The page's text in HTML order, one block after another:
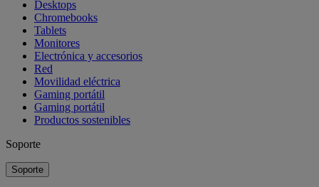
Desktops
Chromebooks
Tablets
Monitores
Electrónica y accesorios
Red
Movilidad eléctrica
Gaming portátil
Gaming portátil
Productos sostenibles
Soporte
Soporte